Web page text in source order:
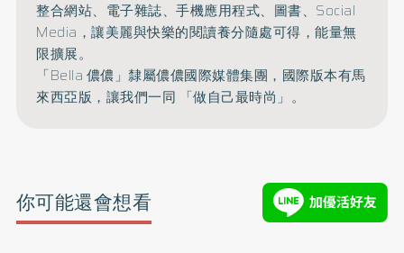
整合網站、電子雜誌、手機應用程式、圖書、 Social
Media，讓美麗與快樂的閱讀養分隨處可得，能量無
限擴展。
「Bella 儂儂」隸屬儂儂國際媒體集團，國際版本有馬
來西亞版，讓我們一同 「做自己最時尚」。
你可能還會想看